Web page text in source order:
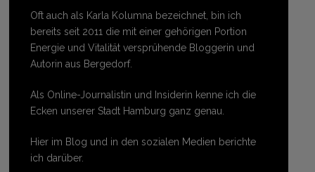
Oft auch als Karla Kolumna bezeichnet, bin ich
bereits seit 2011 die mit einer gehörigen Portion
Energie und Vitalität versprühende Bloggerin und
Autorin aus Bergedorf.
Als Online-Journalistin und Insiderin kenne ich die
Ecken unserer Stadt Hamburg ganz genau.
Hier im Blog und in den sozialen Medien berichte
ich darüber.